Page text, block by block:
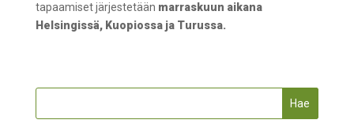
tapaamiset järjestetään marraskuun aikana
Helsingissä, Kuopiossa ja Turussa.